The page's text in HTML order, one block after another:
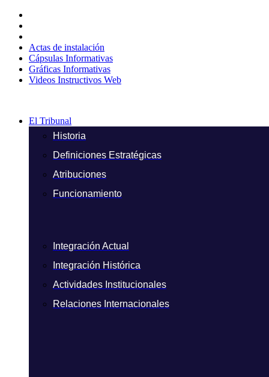
contenido
Actas de instalación
Cápsulas Informativas
Gráficas Informativas
Videos Instructivos Web
El Tribunal
Historia
Definiciones Estratégicas
Atribuciones
Funcionamiento
Integración Actual
Integración Histórica
Actividades Institucionales
Relaciones Internacionales